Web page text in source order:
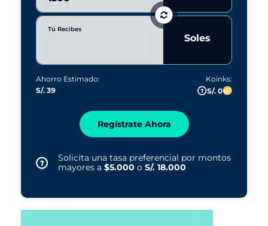
Tú Recibes
Soles
Ahorro Estimado:
S/. 39
Koinks:
S/. 0
Regístrate Ahora
Solicita una tasa preferencial por montos
mayores a $5.000 o S/. 18.000